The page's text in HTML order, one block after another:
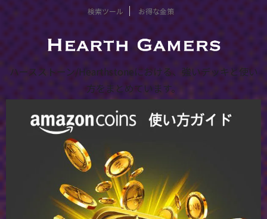
検索ツール
お得な金策
ハースストーン/Hearthstoneにおける、強いデッキと使い
方をまとめています。